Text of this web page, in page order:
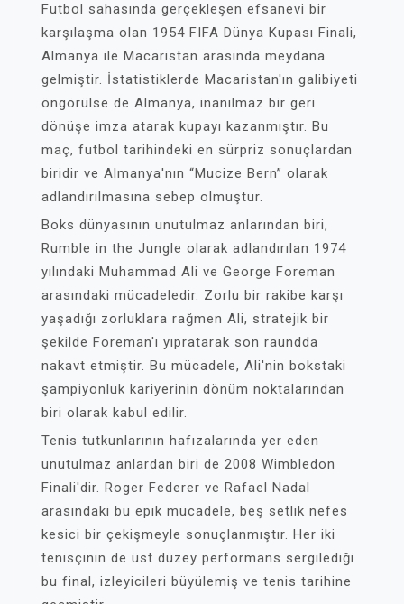
Futbol sahasında gerçekleşen efsanevi bir
karşılaşma olan 1954 FIFA Dünya Kupası Finali,
Almanya ile Macaristan arasında meydana
gelmiştir. İstatistiklerde Macaristan'ın galibiyeti
öngörülse de Almanya, inanılmaz bir geri
dönüşe imza atarak kupayı kazanmıştır. Bu
maç, futbol tarihindeki en sürpriz sonuçlardan
biridir ve Almanya'nın “Mucize Bern” olarak
adlandırılmasına sebep olmuştur.
Boks dünyasının unutulmaz anlarından biri,
Rumble in the Jungle olarak adlandırılan 1974
yılındaki Muhammad Ali ve George Foreman
arasındaki mücadeledir. Zorlu bir rakibe karşı
yaşadığı zorluklara rağmen Ali, stratejik bir
şekilde Foreman'ı yıpratarak son raundda
nakavt etmiştir. Bu mücadele, Ali'nin bokstaki
şampiyonluk kariyerinin dönüm noktalarından
biri olarak kabul edilir.
Tenis tutkunlarının hafızalarında yer eden
unutulmaz anlardan biri de 2008 Wimbledon
Finali'dir. Roger Federer ve Rafael Nadal
arasındaki bu epik mücadele, beş setlik nefes
kesici bir çekişmeyle sonuçlanmıştır. Her iki
tenisçinin de üst düzey performans sergilediği
bu final, izleyicileri büyülemiş ve tenis tarihine